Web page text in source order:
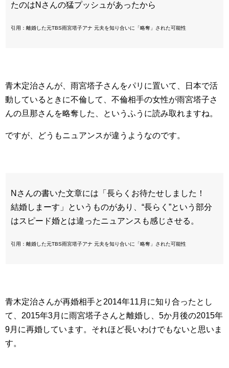
たのはNさんの猛プッシュがあったから
引用：離婚した元TBS雨宮塔子アナ 元夫を知り合いに「略奪」された可能性
青木定治さんが、雨宮塔子さんをパリに置いて、日本で活
動しているときに不倫して、不倫相手の女性が雨宮塔子さ
んの旦那さんを略奪した、というふうに読み取れますね。
ですが、どうもニュアンスが違うようなのです。
Nさんの書いた文章には「長らくお待たせしました！
結婚しまーす」というものがあり、“長らく”という部分
はスピード婚とは違ったニュアンスも感じさせる。
引用：離婚した元TBS雨宮塔子アナ 元夫を知り合いに「略奪」された可能性
青木定治さんが再婚相手と2014年11月に知り合ったとし
て、2015年3月に雨宮塔子さんと離婚し、5か月後の2015年
9月に再婚しています。それほど長いわけでもないと思いま
す。